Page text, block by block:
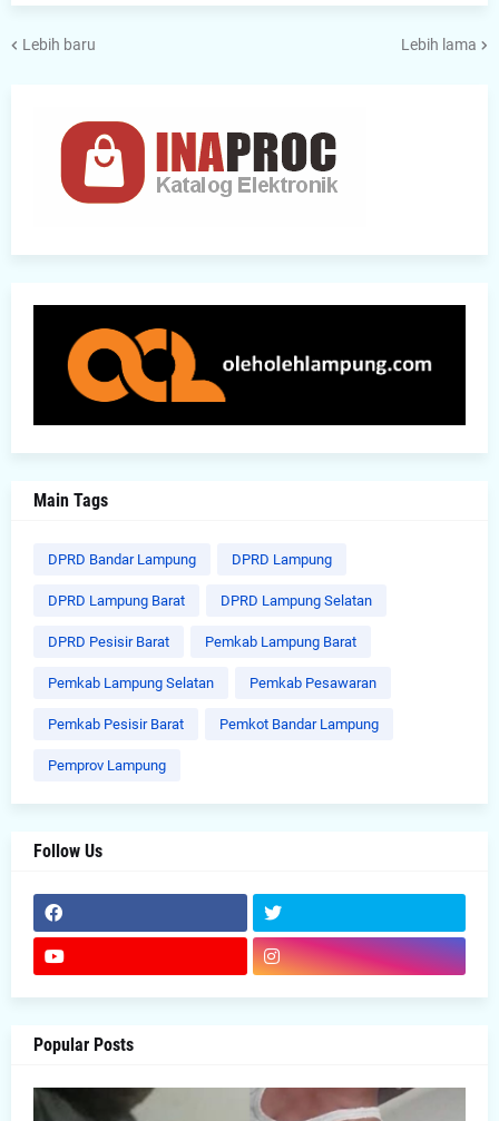
Lebih baru Lebih lama
Main Tags
DPRD Bandar Lampung DPRD Lampung
DPRD Lampung Barat DPRD Lampung Selatan
DPRD Pesisir Barat Pemkab Lampung Barat
Pemkab Lampung Selatan Pemkab Pesawaran
Pemkab Pesisir Barat Pemkot Bandar Lampung
Pemprov Lampung
Follow Us
Popular Posts